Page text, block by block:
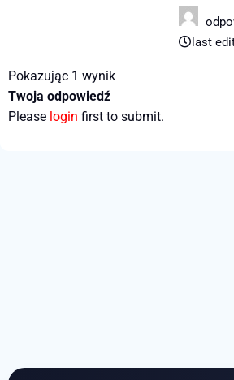
last
Pokazując 1 wynik
Twoja odpowiedź
Please login first to submit.